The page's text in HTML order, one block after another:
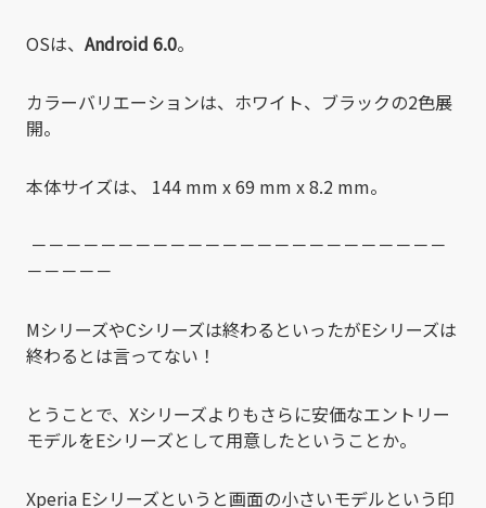
OSは、 Android 6.0。
カラーバリエーションは、ホワイト、ブラックの2色展
開。
本体サイズは、 144 mm x 69 mm x 8.2 mm。
－－－－－－－－－－－－－－－－－－－－－－－－
－－－－－
MシリーズやCシリーズは終わるといったがEシリーズは
終わるとは言ってない！
とうことで、Xシリーズよりもさらに安価なエントリー
モデルをEシリーズとして用意したということか。
Xperia Eシリーズというと画面の小さいモデルという印